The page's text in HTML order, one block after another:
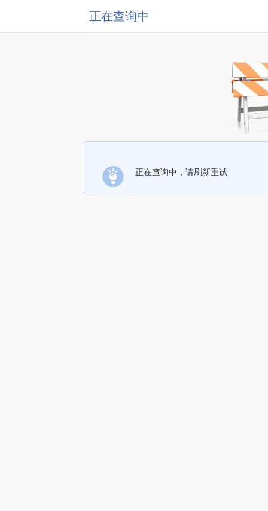
正在查询中
正在查询中，请刷新重试